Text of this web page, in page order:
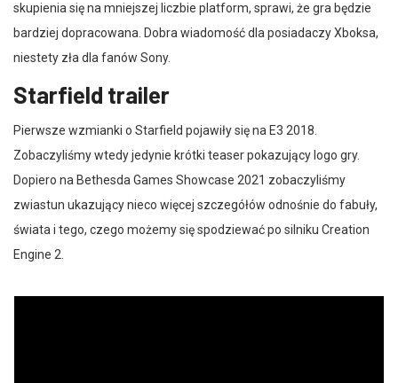
skupienia się na mniejszej liczbie platform, sprawi, że gra będzie
bardziej dopracowana. Dobra wiadomość dla posiadaczy Xboksa,
niestety zła dla fanów Sony.
Starfield trailer
Pierwsze wzmianki o Starfield pojawiły się na E3 2018.
Zobaczyliśmy wtedy jedynie krótki teaser pokazujący logo gry.
Dopiero na Bethesda Games Showcase 2021 zobaczyliśmy
zwiastun ukazujący nieco więcej szczegółów odnośnie do fabuły,
świata i tego, czego możemy się spodziewać po silniku Creation
Engine 2.